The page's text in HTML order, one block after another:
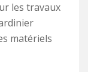
les travaux
matériels